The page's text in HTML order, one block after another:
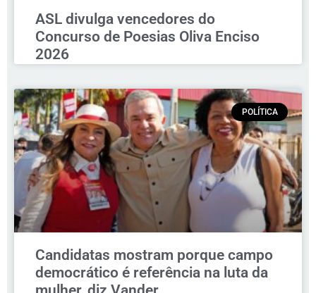
ASL divulga vencedores do
Concurso de Poesias Oliva Enciso
2026
POLÍTICA
Candidatas mostram porque campo
democrático é referência na luta da